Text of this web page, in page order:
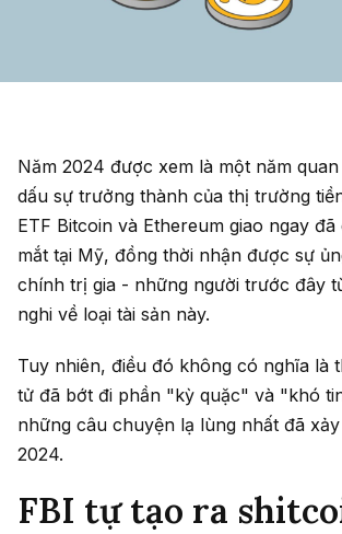
Năm 2024 được xem là một năm
dấu sự trưởng thành của thị trường
ETF Bitcoin và Ethereum giao ngay
mắt tại Mỹ, đồng thời nhận được sự
chính trị gia - những người trước đây
nghi về loại tài sản này.
Tuy nhiên, điều đó không có nghĩa là
tử đã bớt đi phần "kỳ quặc" và "khó
những câu chuyện lạ lùng nhất đã
2024.
FBI tự tạo ra